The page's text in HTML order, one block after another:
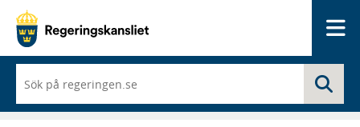
du
börjar
skriva